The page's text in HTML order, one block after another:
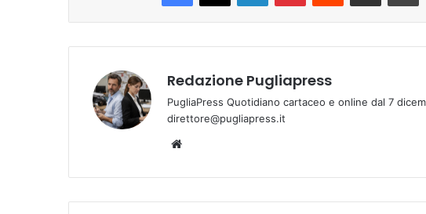
Redazione Pugliapress
PugliaPress Quotidiano cartaceo e online dal 7
direttore@pugliapress.it
te